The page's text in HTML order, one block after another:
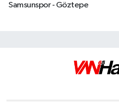
Samsunspor - Göztepe